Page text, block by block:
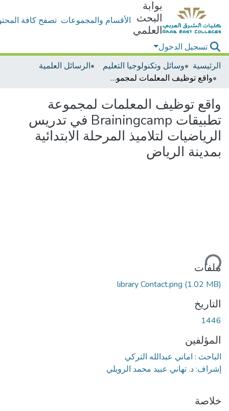
بوابة
البحث
العلمي
الأقسام والمجموعات تصفح كافة
تسجيل الدخول
الرئيسية
وسائل وتكنولوجيا التعليم
الرسائل العلمية
واقع توظيف المعلمات لمجموعة تطبيقات Brainingcamp في تدريس الرياضيات لتلاميذ المرحلة الابتدائية بمدينة الرياض
واقع توظيف المعلمات لمجموعة
تطبيقات Brainingcamp في تدريس
الرياضيات لتلاميذ المرحلة الابتدائية
بمدينة الرياض
ملفات
library Contact.png (1.02 MB)
التاريخ
1446
المؤلفين
الباحث : اماني عبدالله التركي
إشراف: د. تهاني عبيد محمد الرويلي
خلاصة